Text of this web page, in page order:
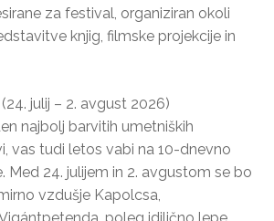
za festival, organiziran okoli
knjig, filmske projekcije in
julij – 2. avgust 2026)
najbolj barvitih umetniških
vas tudi letos vabi na 10-dnevno
Med 24. julijem in 2. avgustom se bo
vzdušje Kapolcsa,
poleg idilično lepe